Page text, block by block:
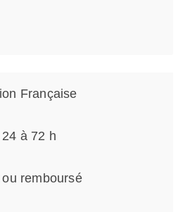
Française
à 72 h
remboursé